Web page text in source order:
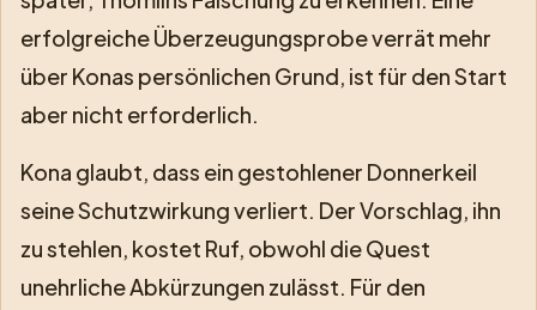
erfolgreiche Überzeugungsprobe verrät mehr
über Konas persönlichen Grund, ist für den Start
aber nicht erforderlich.
Kona glaubt, dass ein gestohlener Donnerkeil
seine Schutzwirkung verliert. Der Vorschlag, ihn
zu stehlen, kostet Ruf, obwohl die Quest
unehrliche Abkürzungen zulässt. Für den